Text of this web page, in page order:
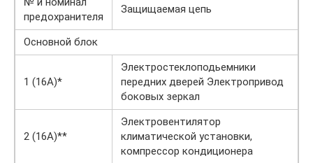
предохранителя
Защищаемая цепь
Основной блок
1 (16А)*
Электростеклоподьемники
передних дверей Электропривод
боковых зеркал
2 (16А)**
Электровентилятор
климатической установки,
компрессор кондиционера